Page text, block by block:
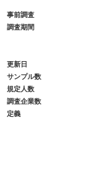
事前調査
調査期間
更新日
サンプル数
規定人数
調査企業数
定義